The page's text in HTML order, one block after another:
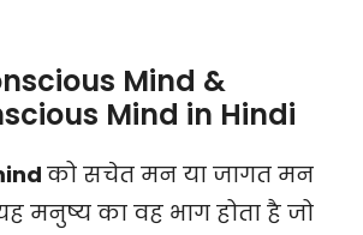
Mind &
Mind in Hindi
को सचेत मन या जागत मन
मनुष्य का वह भाग होता है जो